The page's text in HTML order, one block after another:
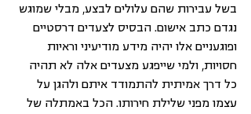
בשל עבירות שהם עלולים לבצע, מבלי שמוגש
נגדם כתב אישום. הבסיס לצעדים דרסטיים
ופוגעניים אלו יהיה מידע מודיעיני וראיות
חסויות, ולמי שייפגע מצעדים אלה לא תהיה
כל דרך אמיתית להתמודד איתם ולהגן על
עצמו מפני שלילת חירותו. הכל באמתלה של